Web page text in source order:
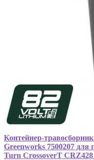
Контейнер-
Greenworks 7500207 для
Turn CrossoverT